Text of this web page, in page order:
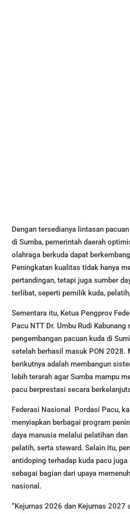
Dengan tersedianya lintasan
di Sumba, pemerintah daerah
olahraga berkuda dapat
Peningkatan kualitas tidak hanya
pertandingan, tetapi juga sumber
terlibat, seperti pemilik kuda,
Sementara itu, Ketua Pengprov
Pacu NTT Dr. Umbu Rudi Kabunang
pengembangan pacuan kuda di
setelah berhasil masuk PON 2028.
berikutnya adalah membangun
lebih terarah agar Sumba mampu
pacu berprestasi secara
Federasi Nasional Pordasi Pacu,
menyiapkan berbagai program
daya manusia melalui pelatihan
pelatih, serta steward. Selain itu,
antidoping terhadap kuda pacu
sebagai bagian dari upaya
nasional.
“Kejurnas 2026 dan Kejurnas 2027